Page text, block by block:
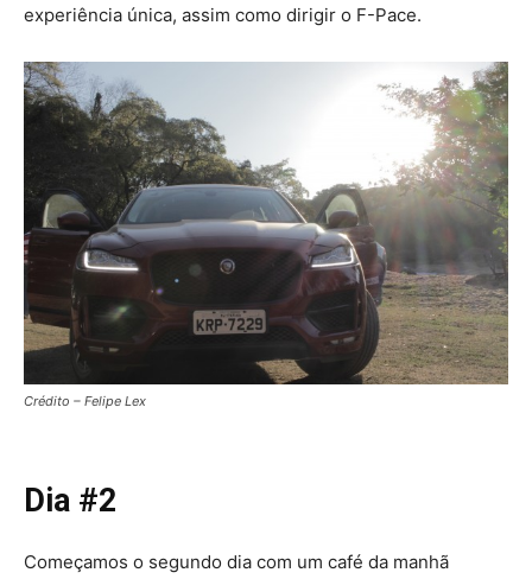
experiência única, assim como dirigir o F-Pace.
Crédito – Felipe Lex
Dia #2
Começamos o segundo dia com um café da manhã